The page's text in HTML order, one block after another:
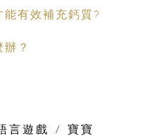
有效補充鈣質?
？
言遊戲 /
寶寶